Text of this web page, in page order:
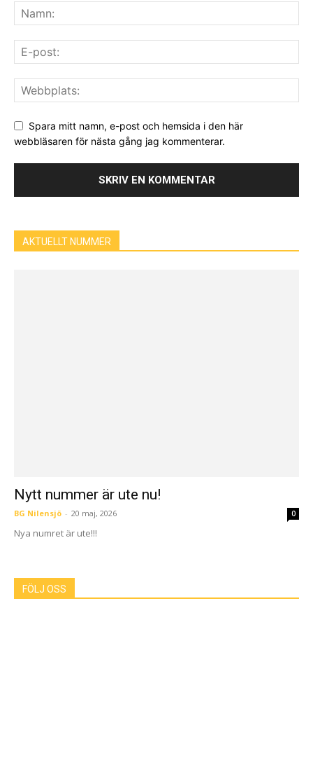
Spara mitt namn, e-post och hemsida i den här
webbläsaren för nästa gång jag kommenterar.
AKTUELLT NUMMER
Nytt nummer är ute nu!
BG Nilensjö - 20 maj, 2026 0
Nya numret är ute!!!
FÖLJ OSS